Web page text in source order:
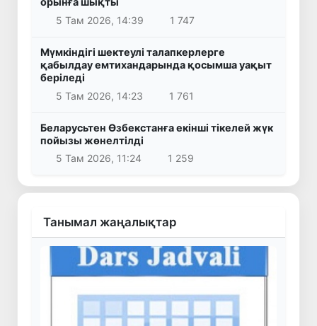
5 Там 2026, 14:39
1 747
Мүмкіндігі шектеулі талапкерлерге
қабылдау емтихандарында қосымша уақыт
беріледі
5 Там 2026, 14:23
1 761
Беларусьтен Өзбекстанға екінші тікелей жүк
пойызы жөнелтілді
5 Там 2026, 11:24
1 259
Танымал жаңалықтар